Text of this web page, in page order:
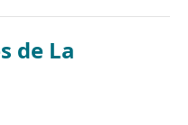
de La